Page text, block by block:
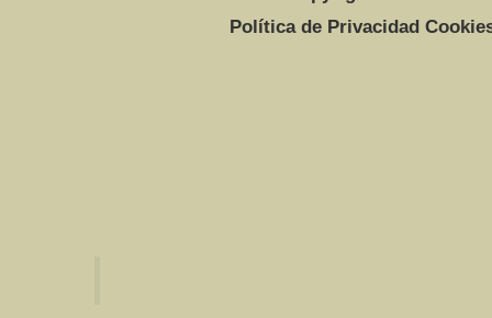
Política de Privacidad